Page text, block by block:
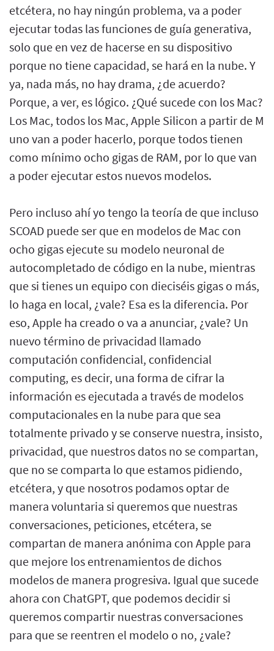
etcétera, no hay ningún problema, va a poder
ejecutar todas las funciones de guía generativa,
solo que en vez de hacerse en su dispositivo
porque no tiene capacidad, se hará en la nube. Y
ya, nada más, no hay drama, ¿de acuerdo?
Porque, a ver, es lógico. ¿Qué sucede con los Mac?
Los Mac, todos los Mac, Apple Silicon a partir de M
uno van a poder hacerlo, porque todos tienen
como mínimo ocho gigas de RAM, por lo que van
a poder ejecutar estos nuevos modelos.
Pero incluso ahí yo tengo la teoría de que incluso
SCOAD puede ser que en modelos de Mac con
ocho gigas ejecute su modelo neuronal de
autocompletado de código en la nube, mientras
que si tienes un equipo con dieciséis gigas o más,
lo haga en local, ¿vale? Esa es la diferencia. Por
eso, Apple ha creado o va a anunciar, ¿vale? Un
nuevo término de privacidad llamado
computación confidencial, confidencial
computing, es decir, una forma de cifrar la
información es ejecutada a través de modelos
computacionales en la nube para que sea
totalmente privado y se conserve nuestra, insisto,
privacidad, que nuestros datos no se compartan,
que no se comparta lo que estamos pidiendo,
etcétera, y que nosotros podamos optar de
manera voluntaria si queremos que nuestras
conversaciones, peticiones, etcétera, se
compartan de manera anónima con Apple para
que mejore los entrenamientos de dichos
modelos de manera progresiva. Igual que sucede
ahora con ChatGPT, que podemos decidir si
queremos compartir nuestras conversaciones
para que se reentren el modelo o no, ¿vale?